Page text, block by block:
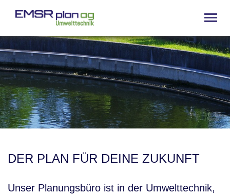
DER PLAN FÜR DEINE ZUKUNFT
Unser Planungsbüro ist in der Umwelttechnik,